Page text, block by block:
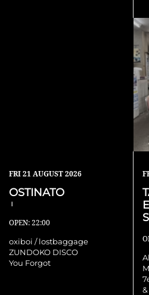
FRI21 AUGUST 2026
OSTINATO
Ⅰ
OPEN: 22:00
oxiboi / lostbaggage
ZUNDOKO DISCO
You Forgot